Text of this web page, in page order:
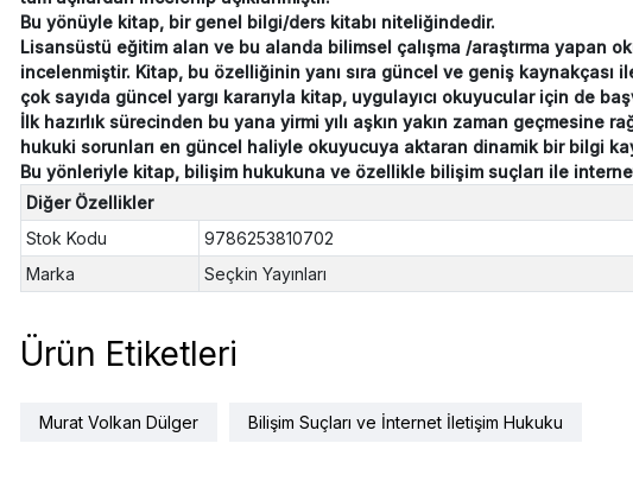
Bu yönüyle kitap, bir genel bilgi/ders kitabı niteliğindedir.
Lisansüstü eğitim alan ve bu alanda bilimsel çalışma /araştırma yapan
incelenmiştir. Kitap, bu özelliğinin yanı sıra güncel ve geniş
çok sayıda güncel yargı kararıyla kitap, uygulayıcı okuyucular için de
İlk hazırlık sürecinden bu yana yirmi yılı aşkın yakın zaman
hukuki sorunları en güncel haliyle okuyucuya aktaran dinamik bir bilgi
Bu yönleriyle kitap, bilişim hukukuna ve özellikle bilişim suçları ile
Diğer Özellikler
Stok Kodu
9786253810702
Marka
Seçkin Yayınları
Ürün Etiketleri
Murat Volkan Dülger Bilişim Suçları ve İnternet İletişim Hukuku